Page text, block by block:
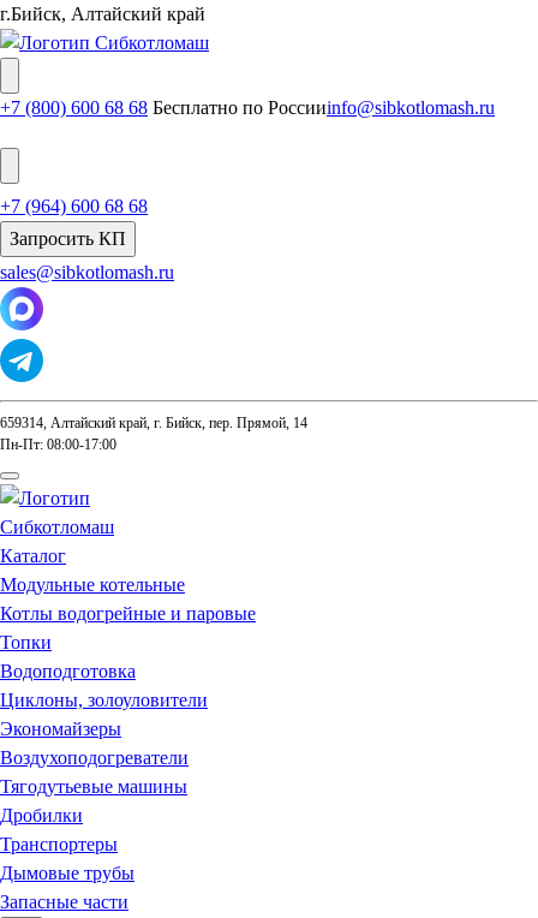
г.Бийск, Алтайский край
+7 (800) 600 68 68 Бесплатно по Россииinfo@sibkotlomash.ru
+7 (964) 600 68 68
Запросить КП
sales@sibkotlomash.ru
659314, Алтайский край, г. Бийск, пер. Прямой, 14
Пн-Пт: 08:00-17:00
Каталог
Модульные котельные
Котлы водогрейные и паровые
Топки
Водоподготовка
Циклоны, золоуловители
Экономайзеры
Воздухоподогреватели
Тягодутьевые машины
Дробилки
Транспортеры
Дымовые трубы
Запасные части